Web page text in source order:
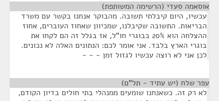
אוסאמה סעדי (הרשימה המשותפת)
עכשיו, היום קיבלתי תשובה. מהבוקר אנחנו בקשר עם משרד
הבריאות. התשובה שקיבלנו, שמכיוון שאחוז העוברים, אחוז
ההצלחה הוא 20% בבוגרי חו"ל, אז בגלל זה הם לקחו את
בוגרי הארץ בלבד. אני אומר לכם: הנתונים האלה לא נכונים.
לכן אני לא רוצה עכשיו לגזול זמן - - -
עפר שלח (יש עתיד - תל"ם)
לא רק זה. כשאנחנו שומעים ממנהלי בתי חולים בדיון הקודם,